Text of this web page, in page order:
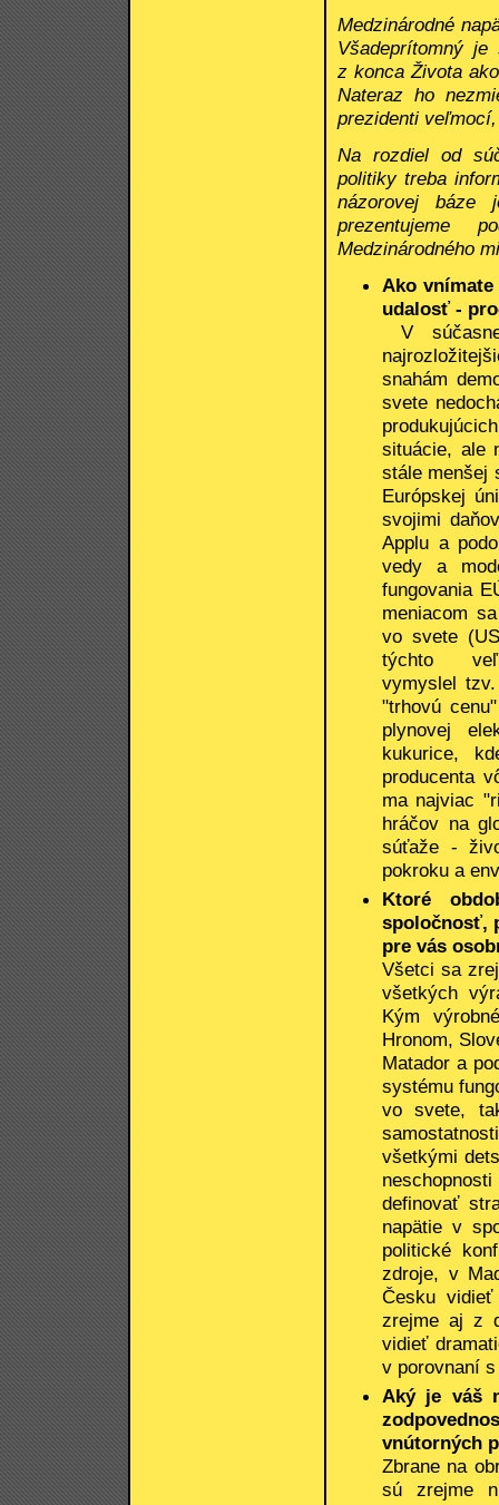
Medzinárodné
Všadeprítomný
z konca Života
Nateraz ho
prezidenti
Na rozdiel od
politiky treba
názorovej báze
prezentujeme
Medzinárodného
Ako
udalosť -
V
snahám
svete
situácie, ale
stále menšej
Európskej
svojimi
Applu a
vedy a
fungovania
meniacom
vo svete
týchto
vymyslel
"trhovú
plynovej
kukurice,
producenta
ma najviac
hráčov na
súťaže -
pokroku a
Ktoré
spoločnosť,
pre vás
Všetci sa
všetkých
Kým
Hronom,
Matador a
systému
vo svete,
všetkými
definovať
napätie v
politické
zdroje, v
Česku
zrejme aj z
vidieť
v porovnaní
Aký je váš
vnútorných
Zbrane na
sú zrejme